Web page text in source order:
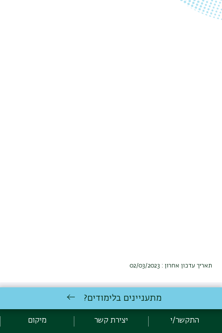
תאריך עדכון אחרון : 02/03/2023
מתעניינים בלימודים?
התקשר/י יצירת קשר מיקום